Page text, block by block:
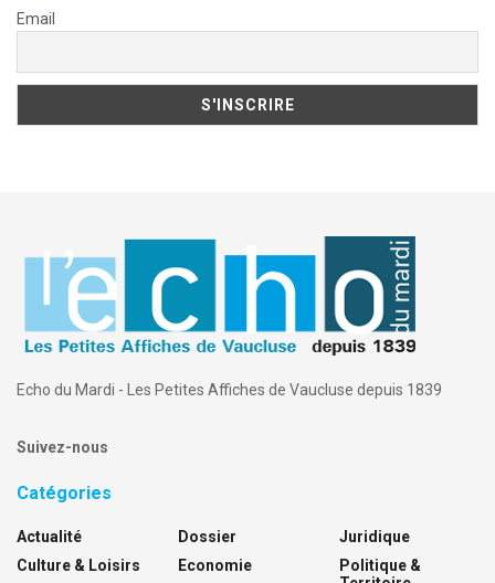
Email
Echo du Mardi - Les Petites Affiches de Vaucluse depuis 1839
Suivez-nous
Catégories
Actualité
Culture & Loisirs
Dossier
Economie
Juridique
Politique &